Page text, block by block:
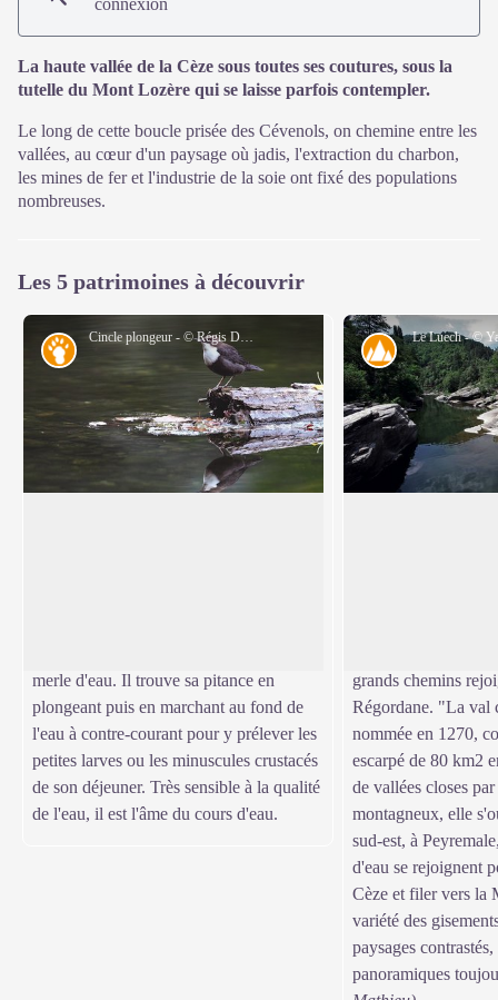
La haute vallée de la Cèze sous toutes ses coutures, sous la
tutelle du Mont Lozère qui se laisse parfois contempler.
Le long de cette boucle prisée des Cévenols, on chemine entre les
vallées, au cœur d'un paysage où jadis, l'extraction du charbon,
les mines de fer et l'industrie de la soie ont fixé des populations
nombreuses.
Les 5 patrimoines à découvrir
Cincle plongeur - © Régis Descamps
Faune
merle d'eau. Il trouve sa pitance en
plongeant puis en marchant au fond de
l'eau à contre-courant pour y prélever les
petites larves ou les minuscules crustacés
de son déjeuner. Très sensible à la qualité
de l'eau, il est l'âme du cours d'eau.
Le Luech - ©
Paysage
grands chemins
Régordane. "La val
nommée en 1270,
escarpé de 80 km2
de vallées closes
montagneux, elle
sud-est, à
d'eau se rejoignent
Cèze et filer vers la
variété des
paysages
panoramiques